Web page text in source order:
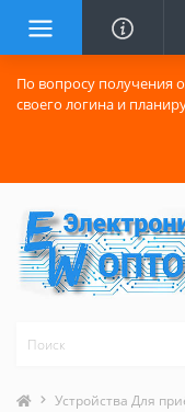
По вопросу получения
своего логина и
Устройства Для